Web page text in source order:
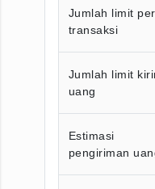
Jumlah limit per
transaksi
Jumlah limit
uang
Estimasi
pengiriman